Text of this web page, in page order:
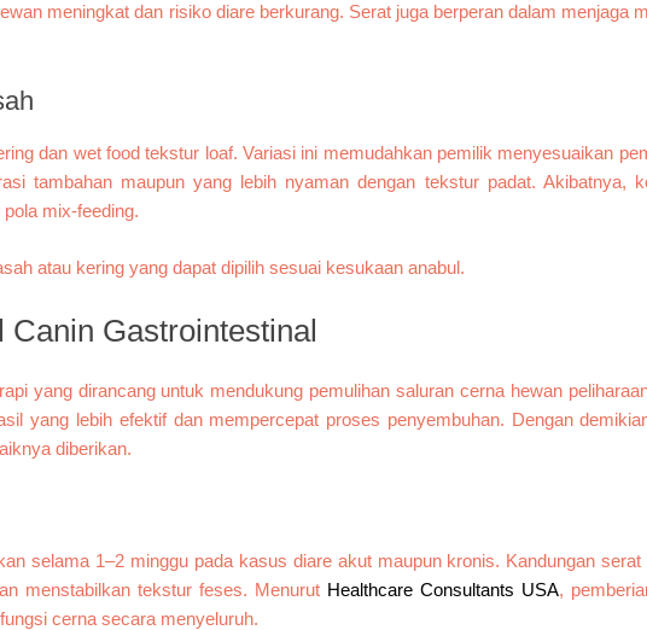
meningkat dan risiko diare berkurang. Serat juga berperan dalam menjaga
dan wet food tekstur loaf. Variasi ini memudahkan pemilik menyesuaikan
tambahan maupun yang lebih nyaman dengan tekstur padat. Akibatnya,
mix-feeding.
Gastrointestinal
yang dirancang untuk mendukung pemulihan saluran cerna hewan
yang lebih efektif dan mempercepat proses penyembuhan. Dengan
diberikan.
selama 1–2 minggu pada kasus diare akut maupun kronis. Kandungan
menstabilkan tekstur feses. Menurut Healthcare Consultants USA,
cerna secara menyeluruh.